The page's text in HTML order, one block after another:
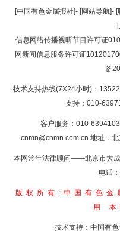
[中国有色金属报社]- [网站导航]- [
信息网络传播视听节目许可证
网新闻信息服务许可证
备
技术支持热线(7X24小时)：
支持：010-
客户服务：010-
cnmn@cnmn.com.cn 地址：
本网常年法律顾问——北京市大
电话
版权所有:中国有色金
用
技术支持：中国有